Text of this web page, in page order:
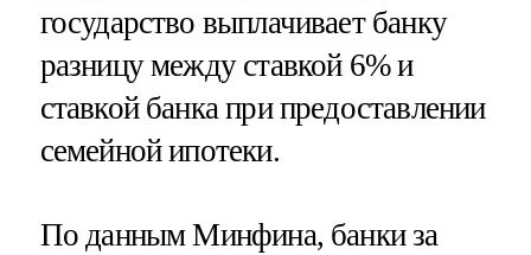
государство выплачивает банку
разницу между ставкой 6% и
ставкой банка при предоставлении
семейной ипотеки.
По данным Минфина, банки за